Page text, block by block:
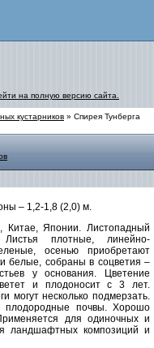
на полную версию сайта.
кустарников » Спирея Тунберга
– 1,2-1,8 (2,0) м.
Китае, Японии. Листопадный
Листья плотные, линейно-
осенью приобретают
белые, собраны в соцветия –
у основания. Цветение
и плодоносит с 3 лет.
могут несколько подмерзать.
плодородные почвы. Хорошо
для одиночных и
ландшафтных композиций и